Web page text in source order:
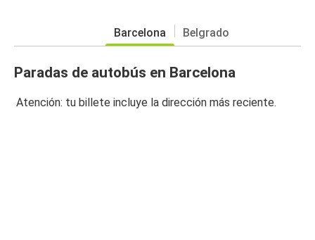
Barcelona Belgrado
Paradas de autobús en Barcelona
Atención: tu billete incluye la dirección más reciente.